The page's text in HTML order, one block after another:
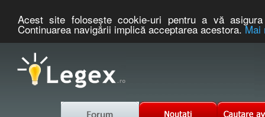
Acest site foloseşte cookie-uri pentru a vă
Continuarea navigării implică acceptarea acestora.Mai